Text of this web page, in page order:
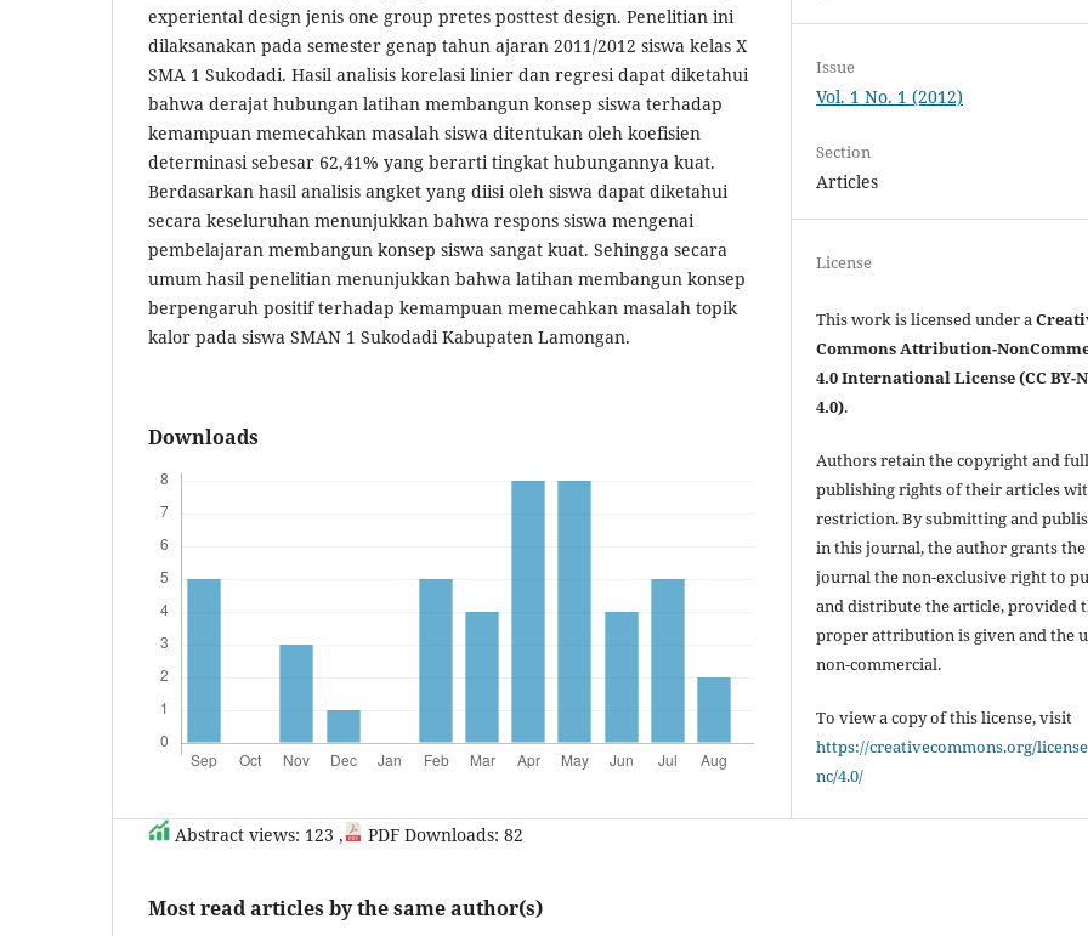
experiental design jenis one group pretes posttest design. Penelitian ini
dilaksanakan pada semester genap tahun ajaran 2011/2012 siswa kelas X
SMA 1 Sukodadi. Hasil analisis korelasi linier dan regresi dapat diketahui
bahwa derajat hubungan latihan membangun konsep siswa terhadap
kemampuan memecahkan masalah siswa ditentukan oleh koefisien
determinasi sebesar 62,41% yang berarti tingkat hubungannya kuat.
Berdasarkan hasil analisis angket yang diisi oleh siswa dapat diketahui
secara keseluruhan menunjukkan bahwa respons siswa mengenai
pembelajaran membangun konsep siswa sangat kuat. Sehingga secara
umum hasil penelitian menunjukkan bahwa latihan membangun konsep
berpengaruh positif terhadap kemampuan memecahkan masalah topik
kalor pada siswa SMAN 1 Sukodadi Kabupaten Lamongan.
Downloads
Issue
Vol. 1 No. 1 (2012)
Section
Articles
License
This work is licensed under a
Commons Attribution-
4.0 International License (CC BY-
4.0).
Authors retain the copyright and full
publishing rights of their articles
restriction. By submitting and
in this journal, the author grants the
journal the non-exclusive right to
and distribute the article, provided
proper attribution is given and the
non-commercial.
To view a copy of this license, visit
https://creativecommons.org/
nc/4.0/
Abstract views: 123 , PDF Downloads: 82
Most read articles by the same author(s)